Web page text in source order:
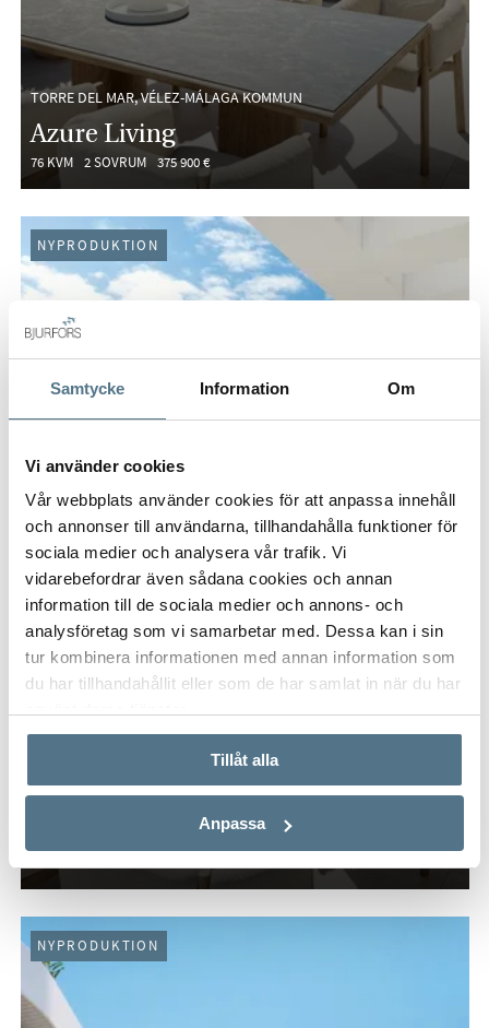
Samtycke Information Om
Vi använder cookies
Vår webbplats använder cookies för att anpassa innehåll
och annonser till användarna, tillhandahålla funktioner för
sociala medier och analysera vår trafik. Vi
vidarebefordrar även sådana cookies och annan
information till de sociala medier och annons- och
analysföretag som vi samarbetar med. Dessa kan i sin
tur kombinera informationen med annan information som
du har tillhandahållit eller som de har samlat in när du har
Tillåt alla
Anpassa
TORRE DEL MAR, VÉLEZ-MÁLAGA KOMMUN
Azure Living
76 KVM 2 SOVRUM 375 900 €
TORRE DEL MAR, VÉLEZ-MÁLAGA KOMMUN
NYPRODUKTION
NYPRODUKTION